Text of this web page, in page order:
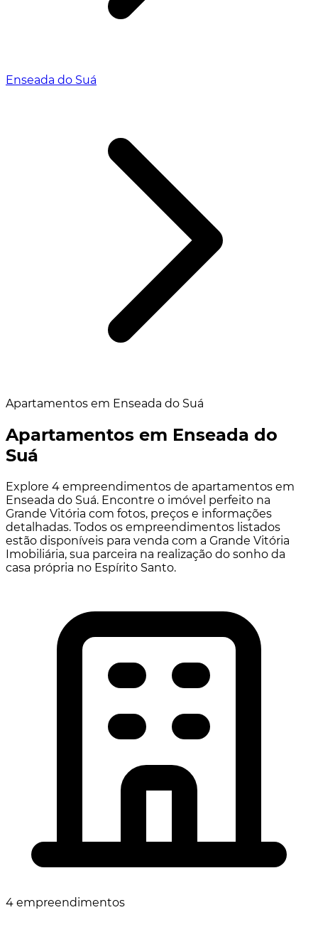
Enseada do Suá
Apartamentos em Enseada do Suá
Apartamentos em Enseada do
Suá
Explore 4 empreendimentos de apartamentos em
Enseada do Suá. Encontre o imóvel perfeito na
Grande Vitória com fotos, preços e informações
detalhadas. Todos os empreendimentos listados
estão disponíveis para venda com a Grande Vitória
Imobiliária, sua parceira na realização do sonho da
casa própria no Espírito Santo.
4 empreendimentos